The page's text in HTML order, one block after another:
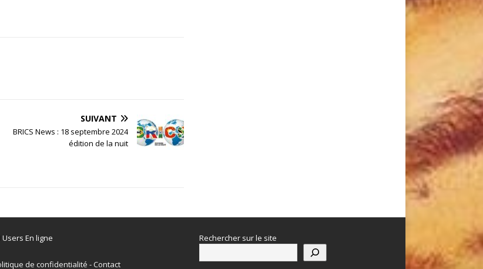
SUIVANT
BRICS News : 18 septembre 2024
édition de la nuit
Users En ligne
de confidentialité -Contact
Rechercher sur le site